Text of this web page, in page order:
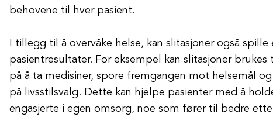
behovene til hver pasient.
I tillegg til å overvåke helse, kan slitasjoner også
pasientresultater. For eksempel kan slitasjoner brukes
på å ta medisiner, spore fremgangen mot helse­mål
på livsstilsvalg. Dette kan hjelpe pasienter med å
engasjerte i egen omsorg, noe som fører til bedre